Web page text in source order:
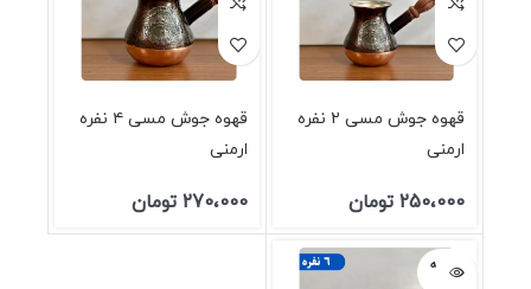
قهوه جوش مسی ۲ نفره
ارمنی
250،000 تومان
قهوه جوش مسی ۴ نفره
ارمنی
270،000 تومان
فروخته
شده